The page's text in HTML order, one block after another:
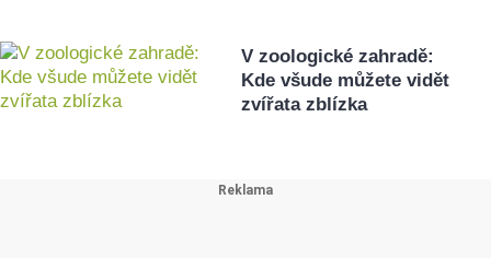
V zoologické zahradě:
Kde všude můžete vidět
zvířata zblízka